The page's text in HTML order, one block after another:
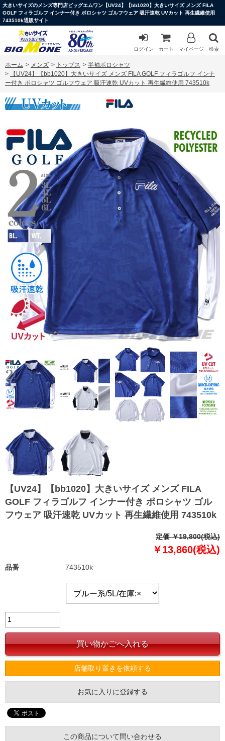
大きいサイズのメンズ専門店ビッグエムワン【UV24】【bb1020】大きいサイズ メンズ FILA
GOLF フィラゴルフ インナー付き ポロシャツ ゴルフウェア 吸汗速乾 UVカット 再生繊維使用
743510k通販サイト
ログイン カート マイページ 検索
ホーム > メンズ > トップス > 半袖ポロシャツ
>
【UV24】【bb1020】大きいサイズ メンズ FILA GOLF フィラゴルフ インナ
ー付き ポロシャツ ゴルフウェア 吸汗速乾 UVカット 再生繊維使用 743510k
【UV24】【bb1020】大きいサイズ メンズ FILA
GOLF フィラゴルフ インナー付き ポロシャツ ゴル
フウェア 吸汗速乾 UVカット 再生繊維使用 743510k
定価 ￥19,800(税込)
￥13,860(税込)
品番 743510k
店舗取り置きを依頼する
お気に入りに登録する
この商品について問い合わせる